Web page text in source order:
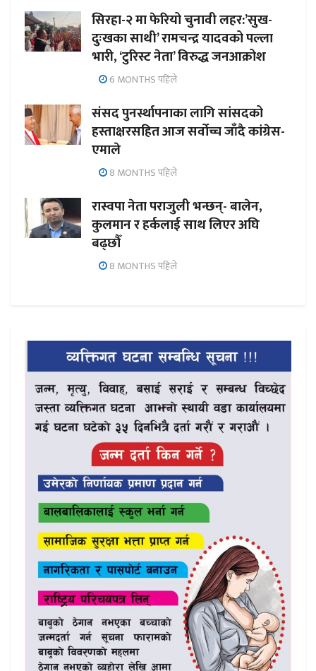
सिरहा-२ मा फेरियो चुनावी लहर:’सुख-
दुःखका साथी’ रामचन्द्र यादवको पल्ला
भारी, ‘टुरिस्ट नेता’ विरुद्ध जनआक्रोश
6 MONTHS पहिले
संसद पुनर्स्थापनाका लागि सांसदको
हस्ताक्षरसहित आज सर्वोच्च जाँदै कांग्रेस-
एमाले
8 MONTHS पहिले
रास्वपा नेता पराजुली भन्छन्- बालेन,
कुलमान र हर्कलाई साथ लिएर अघि
बढ्छौँ
8 MONTHS पहिले